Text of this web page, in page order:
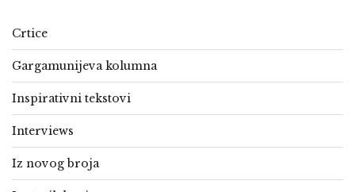
Crtice
Gargamunijeva kolumna
Inspirativni tekstovi
Interviews
Iz novog broja